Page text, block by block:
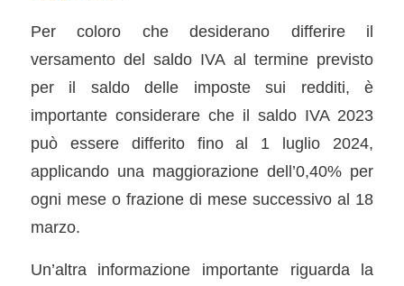
Per coloro che desiderano differire il
versamento del saldo IVA al termine previsto
per il saldo delle imposte sui redditi, è
importante considerare che il saldo IVA 2023
può essere differito fino al 1 luglio 2024,
applicando una maggiorazione dell’0,40% per
ogni mese o frazione di mese successivo al 18
marzo.
Un’altra informazione importante riguarda la